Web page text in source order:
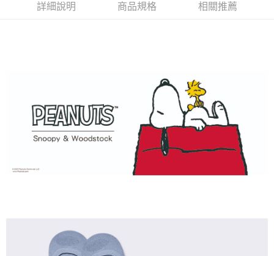
ATM付款
每筆NT$80，滿NT$859(含以上)免運費
7-11取貨付款
每筆NT$80，滿NT$899(含以上)免運費
付款後7-11取貨
每筆NT$85，滿NT$859(含以上)免運費
詳細說明 商品規格 相關推薦